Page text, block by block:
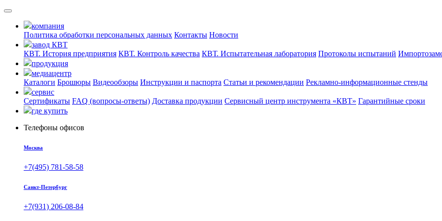
компания
Политика обработки персональных данных Контакты Новости
завод КВТ
КВТ. История предприятия КВТ. Контроль качества КВТ. Испытательная лаборатория Протоколы испытаний
продукция
медиацентр
Каталоги Брошюры Видеообзоры Инструкции и паспорта Статьи и рекомендации Рекламно-информационные стенды
сервис
Сертификаты FAQ (вопросы-ответы) Доставка продукции Сервисный центр инструмента «КВТ» Гарантийные сроки
где купить
Телефоны офисов
Москва
+7(495) 781-58-58
Санкт-Петербург
+7(931) 206-08-84